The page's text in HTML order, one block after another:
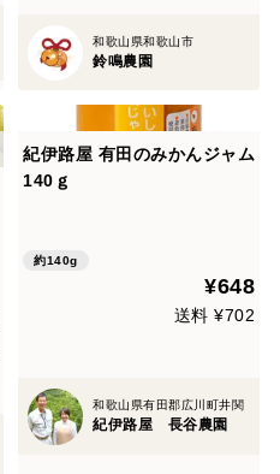
和歌山県和歌山市
鈴鳴農園
紀伊路屋 有田のみかんジャム
140ｇ
約140g
¥648
送料 ¥702
和歌山県有田郡広川町井関
紀伊路屋 長谷農園